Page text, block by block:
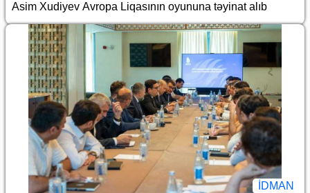
Asim Xudiyev Avropa Liqasının oyununa təyinat alıb
İDMAN